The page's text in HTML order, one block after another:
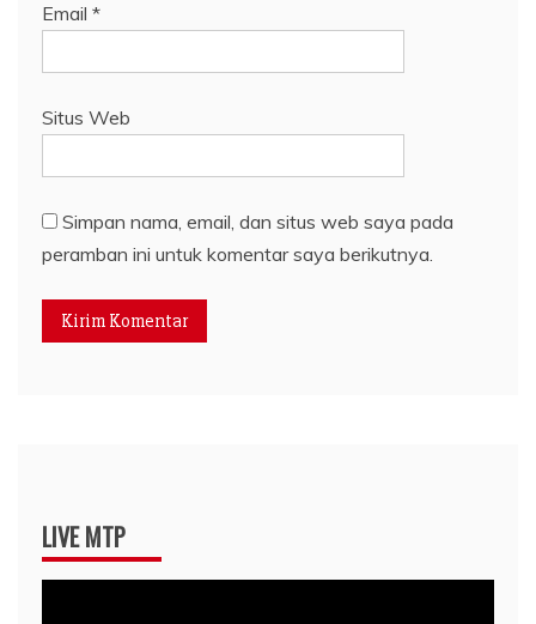
Email *
Situs Web
Simpan nama, email, dan situs web saya pada
peramban ini untuk komentar saya berikutnya.
LIVE MTP